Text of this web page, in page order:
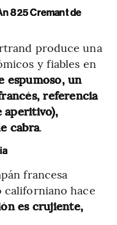
825 Cremant de
produce una
y fiables en
espumoso, un
referencia
aperitivo),
cabra.
francesa
californiano hace
es crujiente,